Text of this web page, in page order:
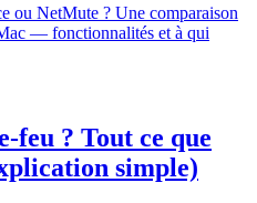
ou NetMute ? Une comparaison
— fonctionnalités et à qui
feu ? Tout ce que
simple)